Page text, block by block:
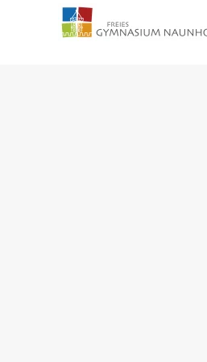
Zum Hauptinhalt springen